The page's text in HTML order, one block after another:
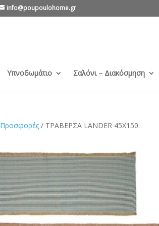
info@poupoulohome.gr
Υπνοδωμάτιο Σαλόνι – Διακόσμηση
Προσφορές / ΤΡΑΒΕΡΣΑ LANDER 45X150